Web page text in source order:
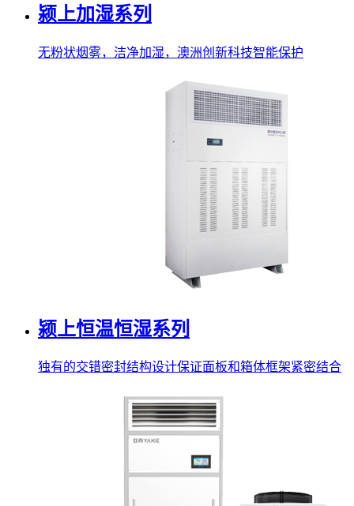
颍上加湿系列
无粉状烟雾，洁净加湿，澳洲创新科技智能保护
颍上恒温恒湿系列
独有的交错密封结构设计保证面板和箱体框架紧密结合